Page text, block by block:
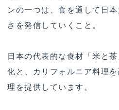
ンの一つは、食を通して日
さを発信していくこと。
日本の代表的な食材「米と
化と、カリフォルニア料理
理を提供しています。